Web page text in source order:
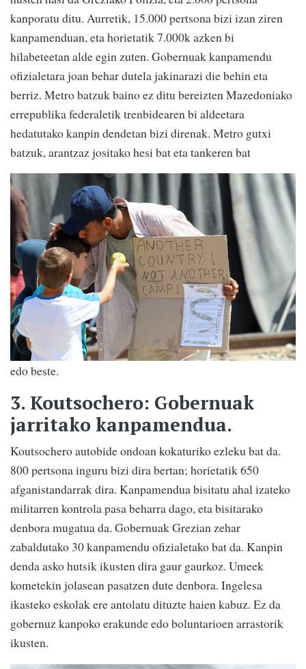
kanporatu ditu. Aurretik, 15.000 pertsona bizi izan ziren
kanpamenduan, eta horietatik 7.000k azken bi
hilabeteetan alde egin zuten. Gobernuak kanpamendu
ofizialetara joan behar dutela jakinarazi die behin eta
berriz. Metro batzuk baino ez ditu bereizten Mazedoniako
errepublika federaletik trenbidearen bi aldeetara
hedatutako kanpin dendetan bizi direnak. Metro gutxi
batzuk, arantzaz jositako hesi bat eta tankeren bat
edo beste.
3. Koutsochero: Gobernuak
jarritako kanpamendua.
Koutsochero autobide ondoan kokaturiko ezleku bat da.
800 pertsona inguru bizi dira bertan; horietatik 650
afganistandarrak dira. Kanpamendua bisitatu ahal izateko
militarren kontrola pasa beharra dago, eta bisitarako
denbora mugatua da. Gobernuak Grezian zehar
zabaldutako 30 kanpamendu ofizialetako bat da. Kanpin
denda asko hutsik ikusten dira gaur gaurkoz. Umeek
kometekin jolasean pasatzen dute denbora. Ingelesa
ikasteko eskolak ere antolatu dituzte haien kabuz. Ez da
gobernuz kanpoko erakunde edo boluntarioen arrastorik
ikusten.